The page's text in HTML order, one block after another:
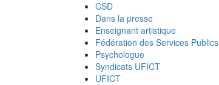
CSD
Dans la presse
Enseignant artistique
Fédération des Services Publics
Psychologue
Syndicats UFICT
UFICT